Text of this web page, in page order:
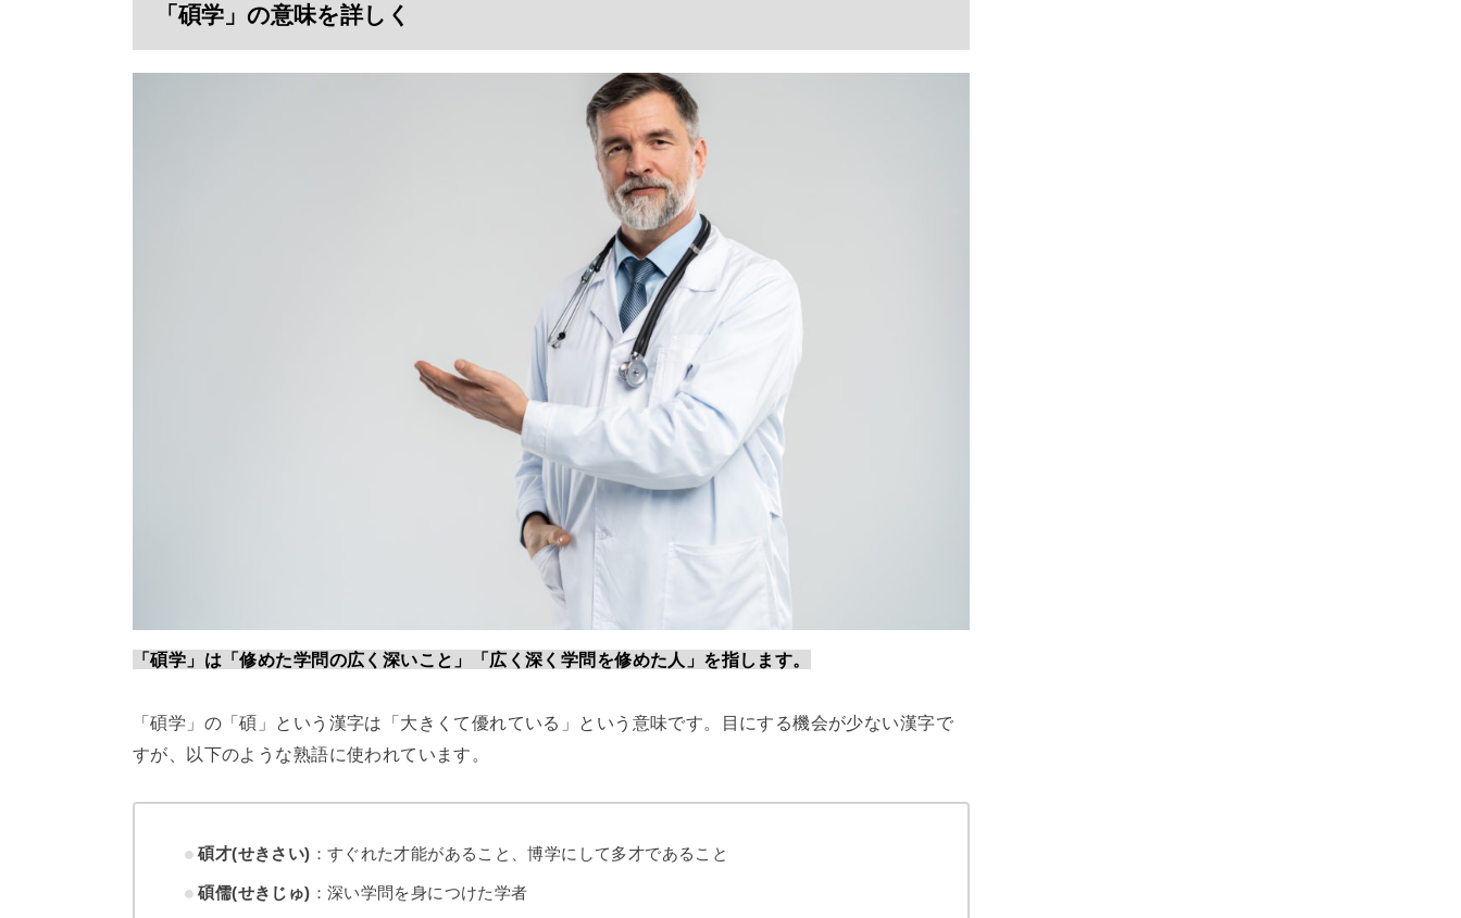
「碩学」の意味を詳しく
「碩学」は「修めた学問の広く深いこと」「広く深く学問を修めた人」を指します。
「碩学」の「碩」という漢字は「大きくて優れている」という意味です。目にする機会が少ない漢字で
すが、以下のような熟語に使われています。
碩才(せきさい) ：すぐれた才能があること、博学にして多才であること
碩儒(せきじゅ) ：深い学問を身につけた学者